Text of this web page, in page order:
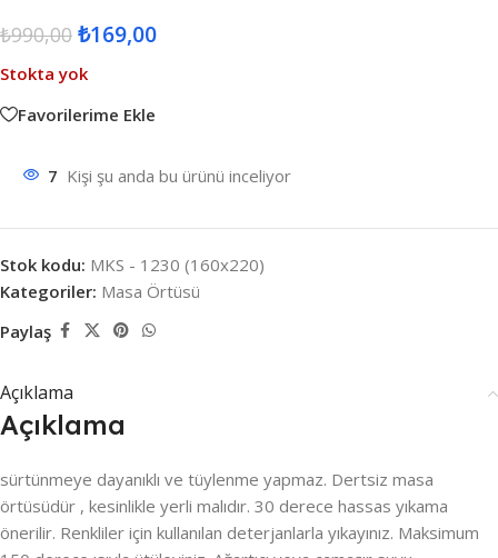
₺990,00 ₺169,00
Stokta yok
Favorilerime Ekle
7 Kişi şu anda bu ürünü inceliyor
Stok kodu: MKS - 1230 (160x220)
Kategoriler: Masa Örtüsü
Paylaş
Açıklama
Açıklama
sürtünmeye dayanıklı ve tüylenme yapmaz. Dertsiz masa
örtüsüdür , kesinlikle yerli malıdır. 30 derece hassas yıkama
önerilir. Renkliler için kullanılan deterjanlarla yıkayınız. Maksimum